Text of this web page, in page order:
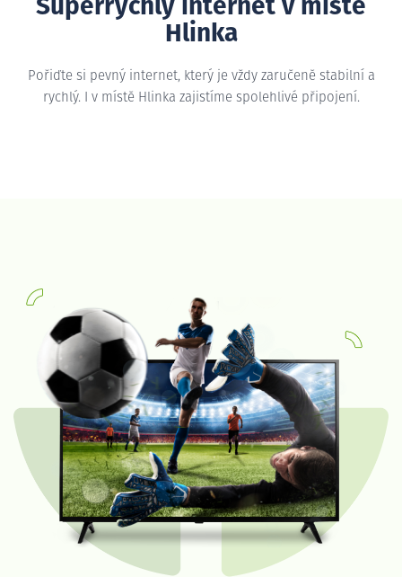
Superrychlý internet v místě
Hlinka
Pořiďte si pevný internet, který je vždy zaručeně stabilní a
rychlý. I v místě Hlinka zajistíme spolehlivé připojení.